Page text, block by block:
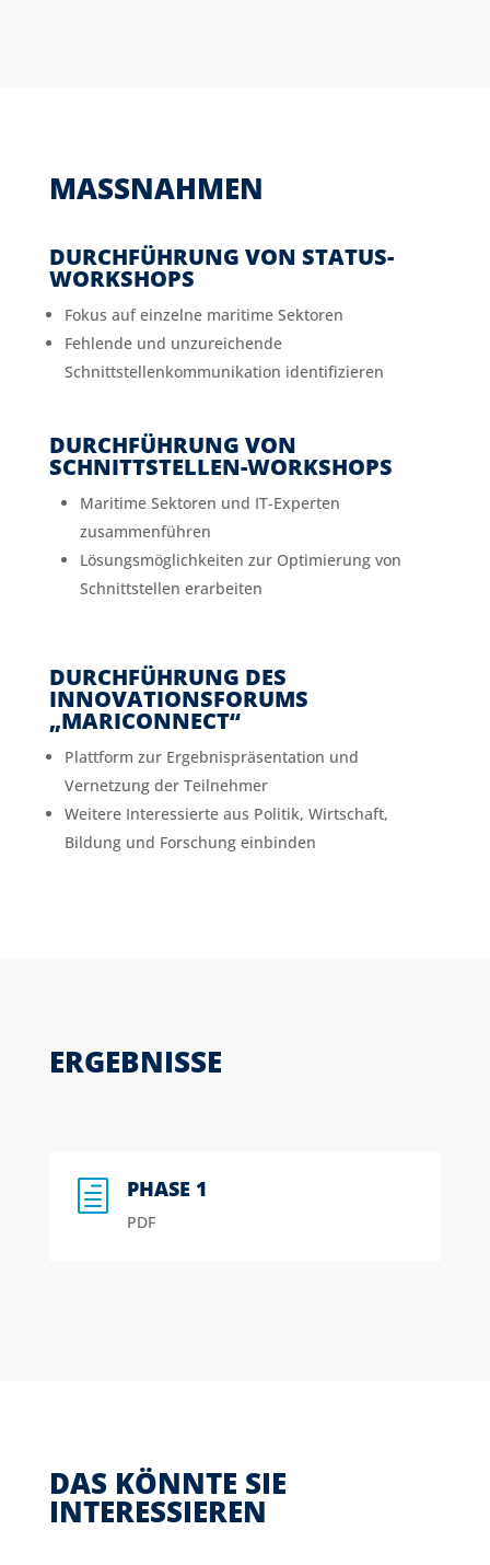
MASSNAHMEN
DURCHFÜHRUNG VON STATUS-
WORKSHOPS
Fokus auf einzelne maritime Sektoren
Fehlende und unzureichende
Schnittstellenkommunikation identifizieren
DURCHFÜHRUNG VON
SCHNITTSTELLEN-WORKSHOPS
Maritime Sektoren und IT-Experten
zusammenführen
Lösungsmöglichkeiten zur Optimierung von
Schnittstellen erarbeiten
DURCHFÜHRUNG DES
INNOVATIONSFORUMS
„MARICONNECT“
Plattform zur Ergebnispräsentation und
Vernetzung der Teilnehmer
Weitere Interessierte aus Politik, Wirtschaft,
Bildung und Forschung einbinden
ERGEBNISSE
h PHASE 1
PDF
DAS KÖNNTE SIE
INTERESSIEREN